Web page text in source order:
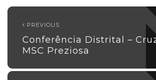
PREVIOUS
Conferência Distrital –
MSC Preziosa